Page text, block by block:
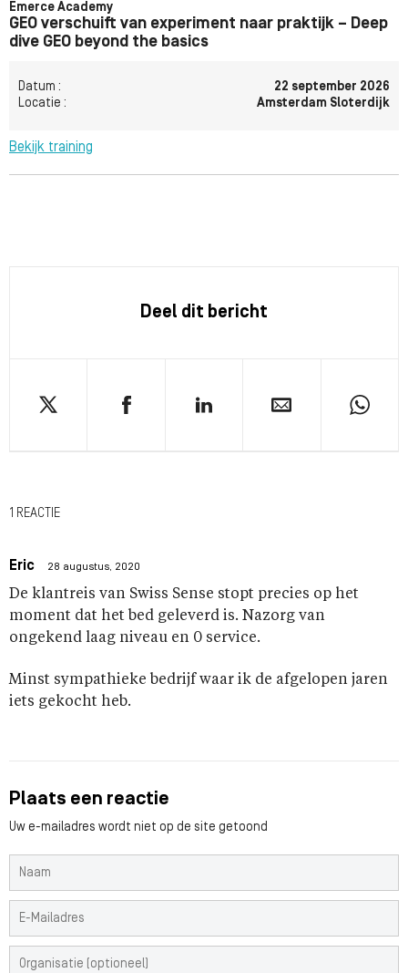
Emerce Academy
GEO verschuift van experiment naar praktijk – Deep
dive GEO beyond the basics
Datum :
22 september 2026
Locatie :
Amsterdam Sloterdijk
Bekijk training
Deel dit bericht
1 REACTIE
Eric 28 augustus, 2020
De klantreis van Swiss Sense stopt precies op het
moment dat het bed geleverd is. Nazorg van
ongekend laag niveau en 0 service.
Minst sympathieke bedrijf waar ik de afgelopen jaren
iets gekocht heb.
Plaats een reactie
Uw e-mailadres wordt niet op de site getoond